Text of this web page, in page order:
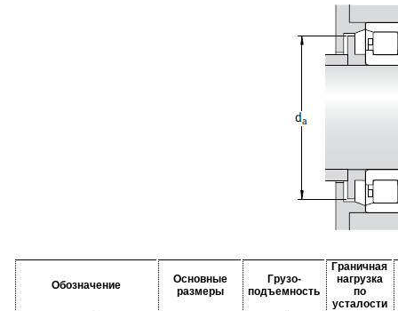
Обозначение
Основные
размеры
Грузо-
подъемность
Граничная
нагрузка
по
усталости